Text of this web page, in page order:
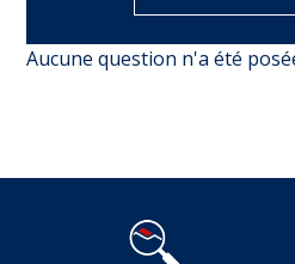
Aucune question n'a été